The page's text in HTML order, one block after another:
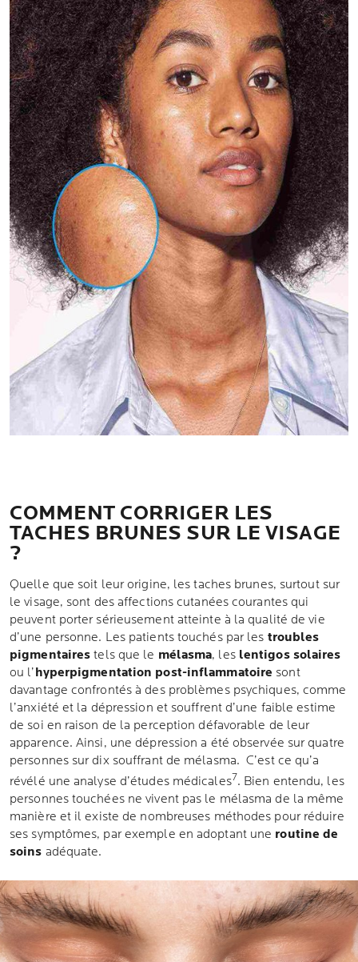
COMMENT CORRIGER LES
TACHES BRUNES SUR LE VISAGE
?
Quelle que soit leur origine, les taches brunes, surtout sur
le visage, sont des affections cutanées courantes qui
peuvent porter sérieusement atteinte à la qualité de vie
d’une personne. Les patients touchés par les troubles
pigmentaires tels que le mélasma, les lentigos solaires
ou l’hyperpigmentation post-inflammatoire sont
davantage confrontés à des problèmes psychiques, comme
l’anxiété et la dépression et souffrent d’une faible estime
de soi en raison de la perception défavorable de leur
apparence. Ainsi, une dépression a été observée sur quatre
personnes sur dix souffrant de mélasma. C’est ce qu’a
révélé une analyse d’études médicales7. Bien entendu, les
personnes touchées ne vivent pas le mélasma de la même
manière et il existe de nombreuses méthodes pour réduire
ses symptômes, par exemple en adoptant une routine de
soins adéquate.